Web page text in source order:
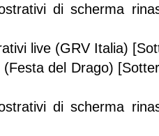
di scherma
live (GRV Italia)
del Drago)
di scherma